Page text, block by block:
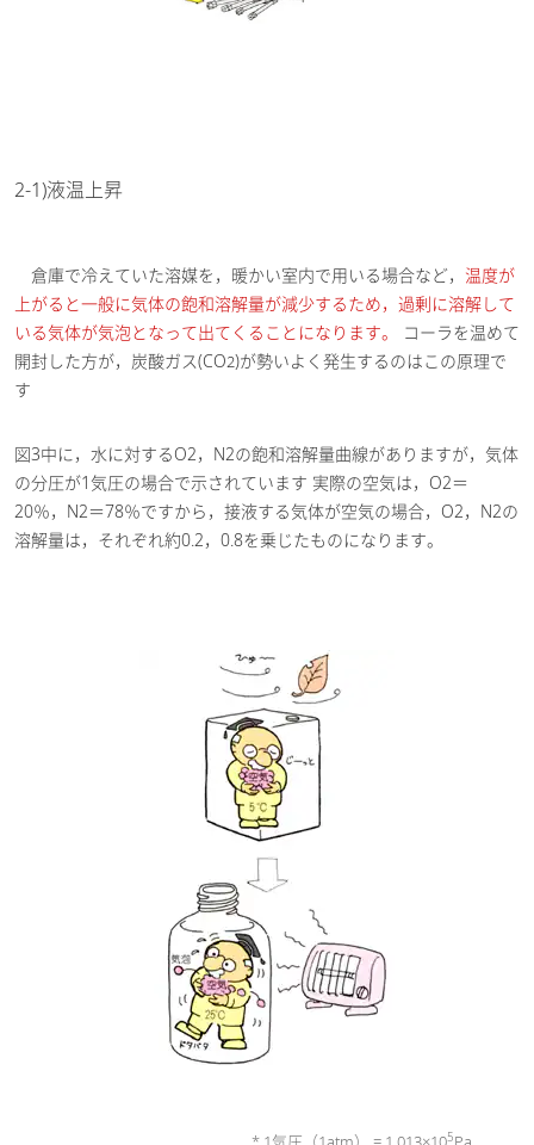
2-1)液温上昇
倉庫で冷えていた溶媒を，暖かい室内で用いる場合など， 温度が
上がると一般に気体の飽和溶解量が減少するため，過剰に溶解して
いる気体が気泡となって出てくることになります。
コーラを温めて
開封した方が，炭酸ガス(CO2)が勢いよく発生するのはこの原理で
す
図3中に，水に対するO2，N2の飽和溶解量曲線がありますが，気体
の分圧が1気圧の場合で示されています 実際の空気は，O2＝
20％，N2＝78％ですから，接液する気体が空気の場合，O2，N2の
溶解量は，それぞれ約0.2，0.8を乗じたものになります。
5